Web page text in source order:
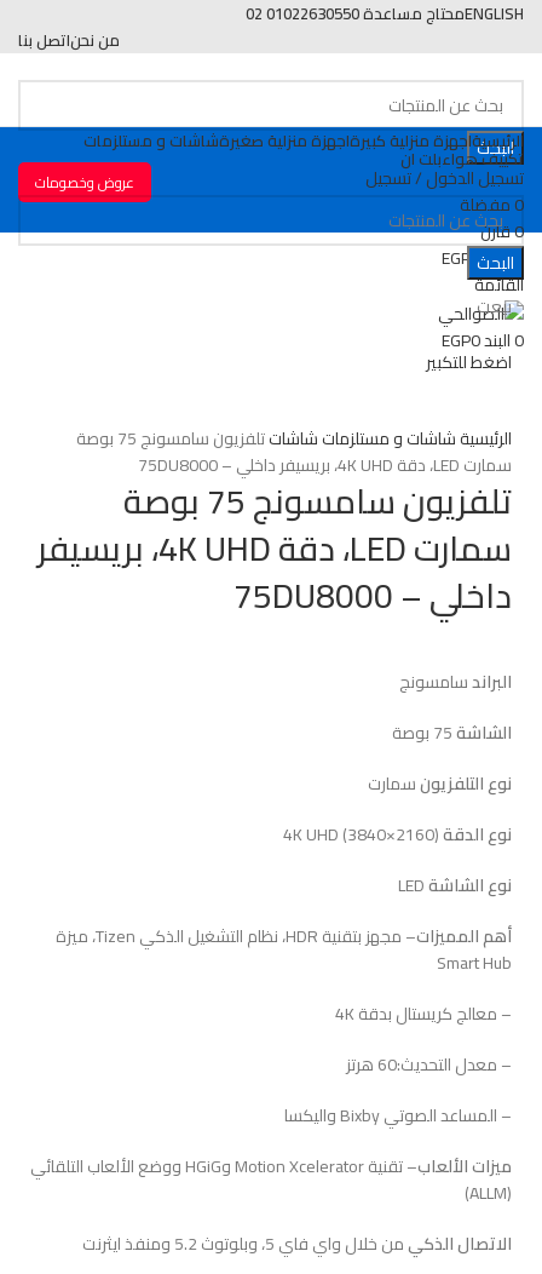
ENGLISHمحتاج مساعدة 01022630550 02
من نحناتصل بنا
البحث
تسجيل الدخول / تسجيل
0مفضلة
0قارن
0البند EGP0
القائمة
0البند EGP0
الرئيسيةاجهزة منزلية كبيرةاجهزة منزلية صغيرةشاشات و مستلزمات
تكييف هواءبلت ان
عروض وخصومات
البحث
بيعت
اضغط للتكبير
الرئيسيةشاشات و مستلزماتشاشات
تلفزيون سامسونج 75 بوصة
سمارت LED، دقة 4K UHD، بريسيفر داخلي – 75DU8000
تلفزيون سامسونج 75 بوصة
سمارت LED، دقة 4K UHD، بريسيفر
داخلي – 75DU8000
البراندسامسونج
الشاشة75 بوصة
نوع التلفزيونسمارت
نوع الدقة4K UHD (3840×2160)
نوع الشاشةLED
أهم المميزات
– مجهز بتقنية HDR، نظام التشغيل الذكي Tizen، ميزة
Smart Hub
– معالج كريستال بدقة 4K
– معدل التحديث:60 هرتز
– المساعد الصوتي Bixby واليكسا
ميزات الألعاب
– تقنية Motion Xcelerator وHGiG ووضع الألعاب التلقائي
(ALLM)
الاتصال الذكيمن خلال واي فاي 5، وبلوتوث 5.2 ومنفذ ايثرنت